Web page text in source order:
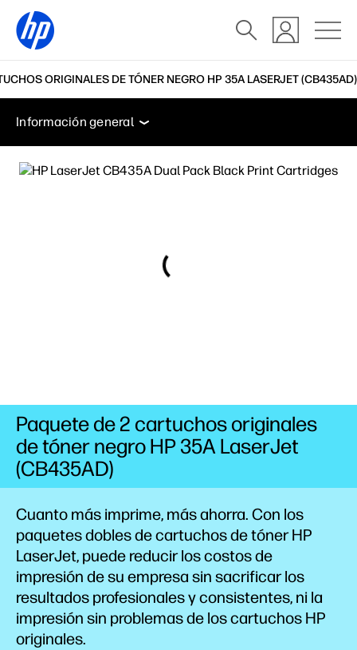
ORIGINALES DE TÓNER NEGRO HP 35A LASERJET (CB435AD)
Información general
Soporte
Información general
Información general
Cuanto más imprime, más ahorra. Con los
paquetes dobles de cartuchos de tóner HP
LaserJet, puede reducir los costos de
impresión de su empresa sin sacrificar los
resultados profesionales y consistentes, ni la
impresión sin problemas de los cartuchos HP
originales.
Paquete de 2 cartuchos originales
de tóner negro HP 35A LaserJet
(CB435AD)